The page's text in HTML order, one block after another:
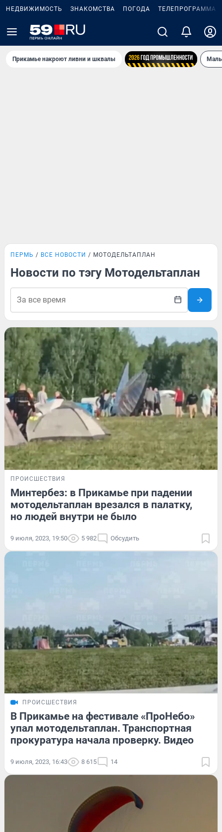
НЕДВИЖИМОСТЬ ЗНАКОМСТВА ПОГОДА ТЕЛЕПРОГРАММА
Прикамье накроют ливни и шквалы
ПЕРМЬ ВСЕ НОВОСТИ МОТОДЕЛЬТАПЛАН
Новости по тэгу Мотодельтаплан
ПРОИСШЕСТВИЯ
Минтербез: в Прикамье при падении
мотодельтаплан врезался в палатку,
но людей внутри не было
9 июля, 2023, 19:50 5 982 Обсудить
ПРОИСШЕСТВИЯ
В Прикамье на фестивале «ПроНебо»
упал мотодельтаплан. Транспортная
прокуратура начала проверку. Видео
9 июля, 2023, 16:43 8 615 14